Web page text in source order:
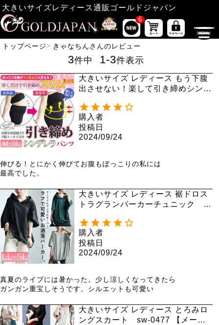
大きいサイズレディース通販ゴールドジャパン
6
トップページ きゃなちんさんのレビュー
3件中 1-3件表示
大きいサイズ レディース もう下腹
出させない！楽して引き締めシンデ
可】3分丈 股擦れ 股ズレ 股ずれ
購入者
投稿日
2024/09/24
伸びる！とにかく伸びてお腹もぽっこりの私には
最高でした。
大きいサイズ レディース 裾ドロス
トラグランパーカーチュニック b
購入者
投稿日
2024/09/24
真夏のライブには暑かった。少し涼しくなってきたら
ガンガン重宝しそうです。シルエットも可愛い
大きいサイズ レディース とろみロ
ングスカート sw-0477 【メール